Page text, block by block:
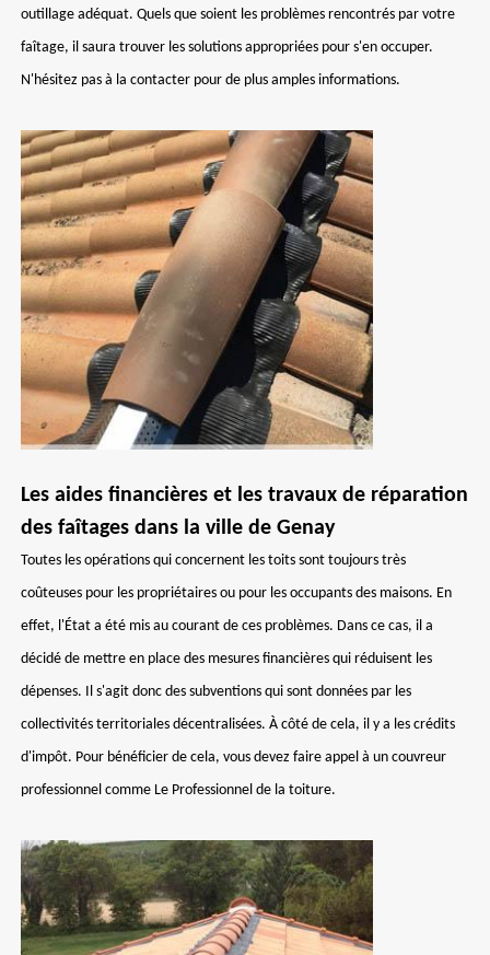
outillage adéquat. Quels que soient les problèmes rencontrés par votre
faîtage, il saura trouver les solutions appropriées pour s'en occuper.
N'hésitez pas à la contacter pour de plus amples informations.
Les aides financières et les travaux de réparation
des faîtages dans la ville de Genay
Toutes les opérations qui concernent les toits sont toujours très
coûteuses pour les propriétaires ou pour les occupants des maisons. En
effet, l'État a été mis au courant de ces problèmes. Dans ce cas, il a
décidé de mettre en place des mesures financières qui réduisent les
dépenses. Il s'agit donc des subventions qui sont données par les
collectivités territoriales décentralisées. À côté de cela, il y a les crédits
d'impôt. Pour bénéficier de cela, vous devez faire appel à un couvreur
professionnel comme Le Professionnel de la toiture.